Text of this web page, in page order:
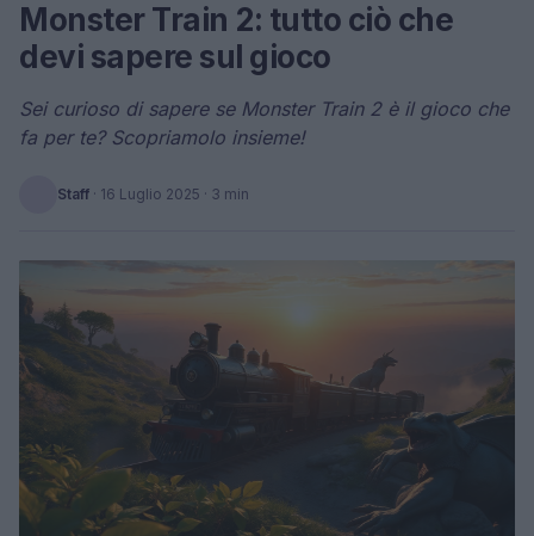
Monster Train 2: tutto ciò che
devi sapere sul gioco
Sei curioso di sapere se Monster Train 2 è il gioco che
fa per te? Scopriamolo insieme!
Staff · 16 Luglio 2025 · 3 min